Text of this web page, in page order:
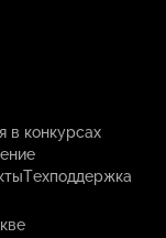
в конкурсах
Техподдержка